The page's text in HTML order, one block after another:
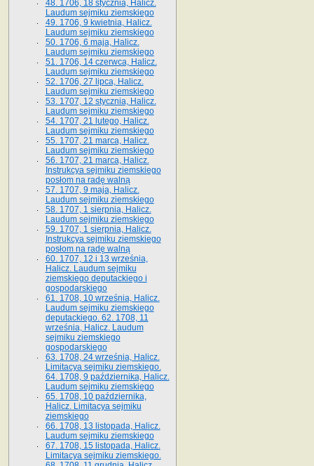
48. 1706, 18 stycznia, Halicz.
Laudum sejmiku ziemskiego
49. 1706, 9 kwietnia, Halicz.
Laudum sejmiku ziemskiego
50. 1706, 6 maja, Halicz.
Laudum sejmiku ziemskiego
51. 1706, 14 czerwca, Halicz.
Laudum sejmiku ziemskiego
52. 1706, 27 lipca, Halicz.
Laudum sejmiku ziemskiego
53. 1707, 12 stycznia, Halicz.
Laudum sejmiku ziemskiego
54. 1707, 21 lutego, Halicz.
Laudum sejmiku ziemskiego
55. 1707, 21 marca, Halicz.
Laudum sejmiku ziemskiego
56. 1707, 21 marca, Halicz.
Instrukcya sejmiku ziemskiego
posłom na radę walną
57. 1707, 9 maja, Halicz.
Laudum sejmiku ziemskiego
58. 1707, 1 sierpnia, Halicz.
Laudum sejmiku ziemskiego
59. 1707, 1 sierpnia, Halicz.
Instrukcya sejmiku ziemskiego
posłom na radę walną
60. 1707, 12 i 13 września,
Halicz. Laudum sejmiku
ziemskiego deputackiego i
gospodarskiego
61. 1708, 10 września, Halicz.
Laudum sejmiku ziemskiego
deputackiego. 62. 1708, 11
września, Halicz. Laudum
sejmiku ziemskiego
gospodarskiego
63. 1708, 24 września, Halicz.
Limitacya sejmiku ziemskiego.
64. 1708, 9 października, Halicz.
Laudum sejmiku ziemskiego
65­. 1708, 10 października,
Halicz. Limitacya sejmiku
ziemskiego
66. 1708, 13 listopada, Halicz.
Laudum sejmiku ziemskiego
67. 1708, 15 listopada, Halicz.
Limitacya sejmiku ziemskiego.